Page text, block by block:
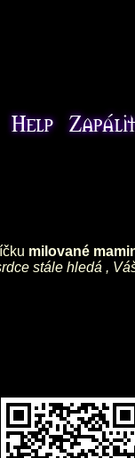
milované
stále hledá ,